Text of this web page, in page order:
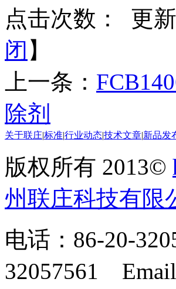
点击次数：
更
闭 】
上一条：
除剂
关于联庄|标准|行业动态|技术文章|新品发
版权所有 2013©
州联庄科技有限
电话：86-20-
32057561